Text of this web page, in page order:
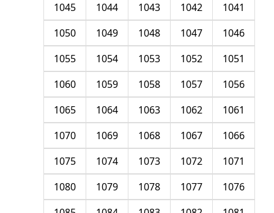
1041
1042
1043
1044
1045
1046
1047
1048
1049
1050
1051
1052
1053
1054
1055
1056
1057
1058
1059
1060
1061
1062
1063
1064
1065
1066
1067
1068
1069
1070
1071
1072
1073
1074
1075
1076
1077
1078
1079
1080